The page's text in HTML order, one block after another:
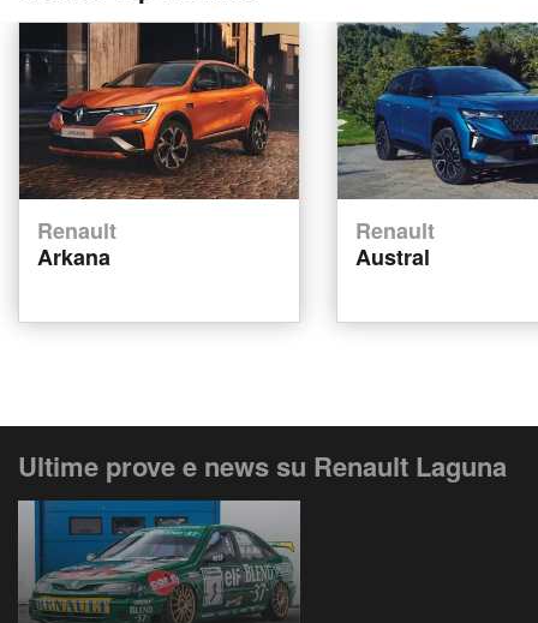
Renault
Arkana
Renault
Austral
Ultime prove e news su Renault Laguna